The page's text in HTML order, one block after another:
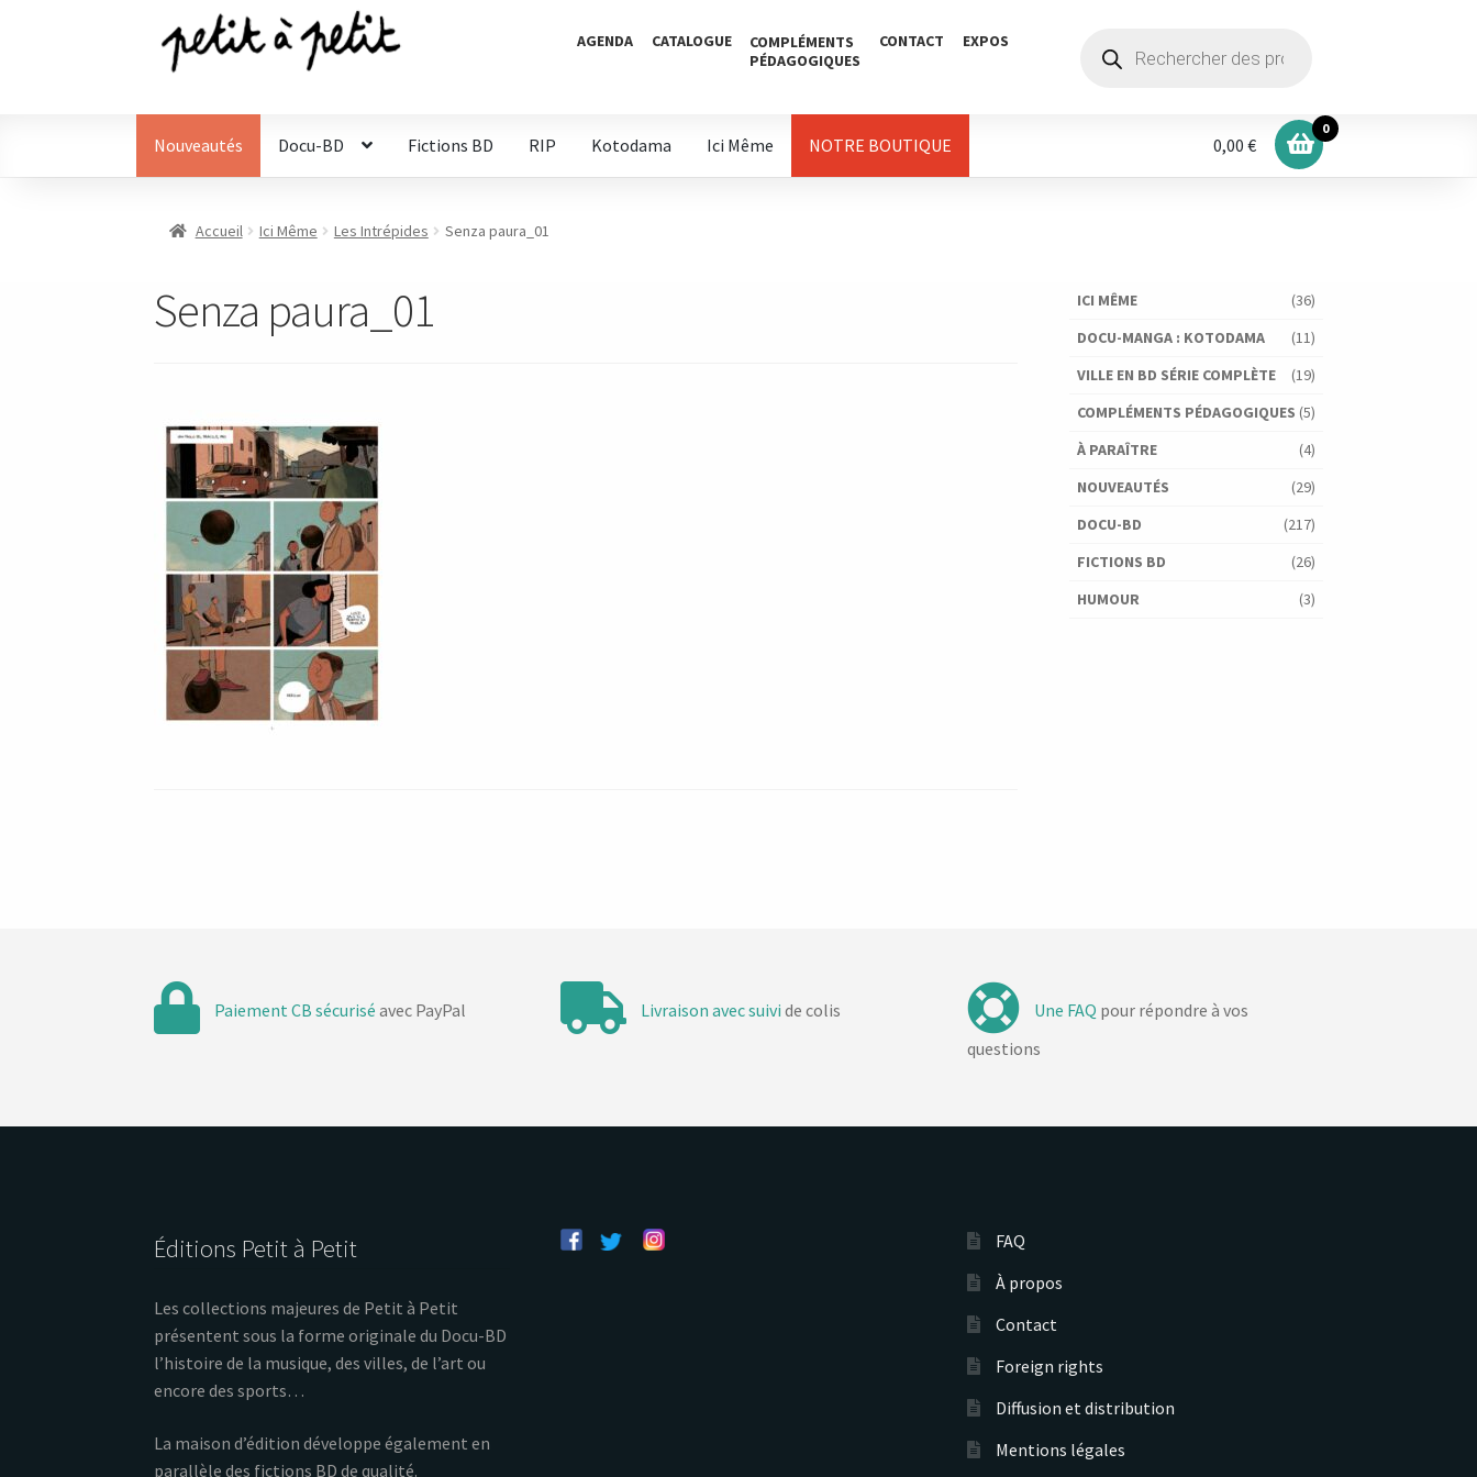
Aller
navigation
Aller
AGENDA CATALOGUE
COMPLÉMENTS
PÉDAGOGIQUES
CONTACT EXPOS
produits
Nouveautés Docu-BD Fictions BD RIP Kotodama Ici Même NOTRE BOUTIQUE 0,00 €
0
Accueil Ici Même Les Intrépides Senza paura_01
Senza paura_01 ICI MÊME
(36)
DOCU-MANGA : KOTODAMA
(11)
VILLE EN BD SÉRIE COMPLÈTE
(19)
COMPLÉMENTS PÉDAGOGIQUES (5)
À PARAÎTRE
(4)
NOUVEAUTÉS
(29)
DOCU-BD
(217)
FICTIONS BD
(26)
HUMOUR
(3)
Paiement CB sécurisé avec PayPal Livraison avec suivi de colis Une FAQ pour répondre à vos
questions
Éditions Petit à Petit
Les collections majeures de Petit à Petit
présentent sous la forme originale du Docu-BD
l’histoire de la musique, des villes, de l’art ou
encore des sports…
La maison d’édition développe également en
parallèle des fictions BD de qualité.
FAQ
À propos
Contact
Foreign rights
Diffusion et distribution
Mentions légales